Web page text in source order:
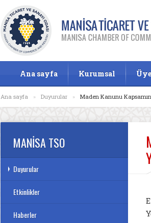
Ana sayfa Kurumsal
Ana sayfa » Duyurular » Maden Kanunu
MANİSA TSO
Duyurular
Etkinlikler
Haberler